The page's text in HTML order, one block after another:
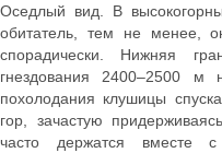
Оседлый вид. В
обитатель, тем не менее,
спорадически. Нижняя
гнездования 2400–2500 м
похолодания клушицы
гор, зачастую
часто держатся вместе